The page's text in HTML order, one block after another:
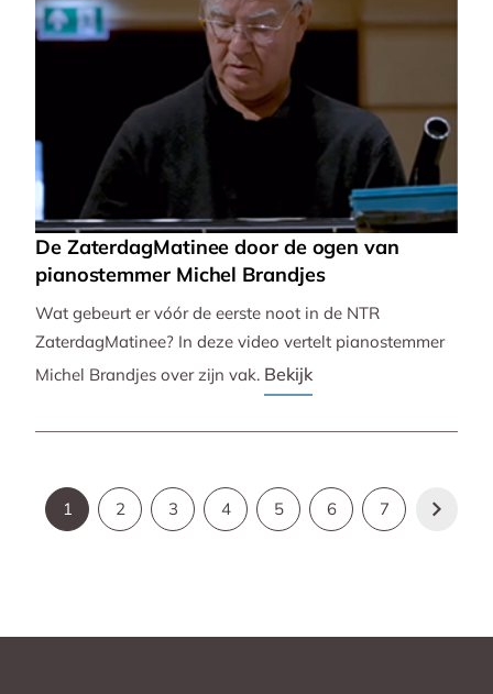
De ZaterdagMatinee door de ogen van
pianostemmer Michel Brandjes
Wat gebeurt er vóór de eerste noot in de NTR
ZaterdagMatinee? In deze video vertelt pianostemmer
Michel Brandjes over zijn vak. Bekijk
1 2 3 4 5 6 7